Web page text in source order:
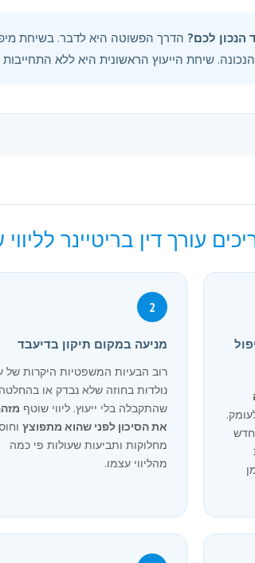
לכם? הדרך הפשוטה היא לדבר. בשיחת
שיחת הייעוץ הראשונית היא ללא התחייבות
עורך דין בריטיינר
2
מניעה במקום תיקון בדיעבד
רוב הבעיות המשפטיות היקרות של
נולדות בחוזה שלא נבדק או בהחלטה
שהתקבלה בלי ייעוץ. ליווי שוטף
את הסיכון לפני שהוא מתפוצץ
מחלוקות ותביעות שעולות פי כמה
מהליווי עצמו.